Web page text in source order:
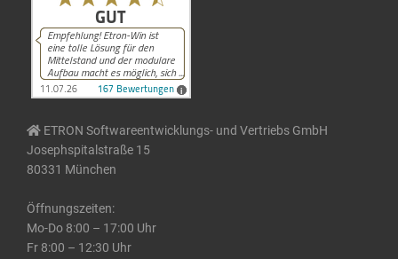
ETRON Softwareentwicklungs- und Vertriebs GmbH
Josephspitalstraße 15
80331 München
Öffnungszeiten:
Mo-Do 8:00 – 17:00 Uhr
Fr 8:00 – 12:30 Uhr